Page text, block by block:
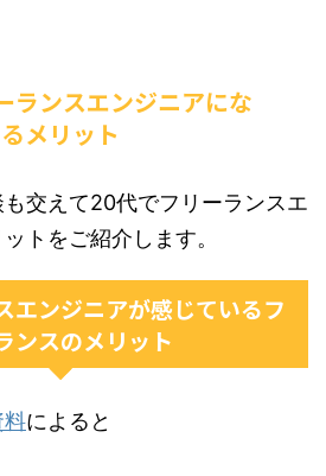
ランスエンジニアにな
るメリット
交えて20代でフリーランスエ
トをご紹介します。
エンジニアが感じているフ
ンスのメリット
料によると